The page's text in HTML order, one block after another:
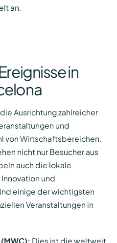
an.
in
Ausrichtung zahlreicher
und
von Wirtschaftsbereichen.
nicht nur Besucher aus
auch die lokale
und
einige der wichtigsten
Veranstaltungen in
Dies ist die weltweit